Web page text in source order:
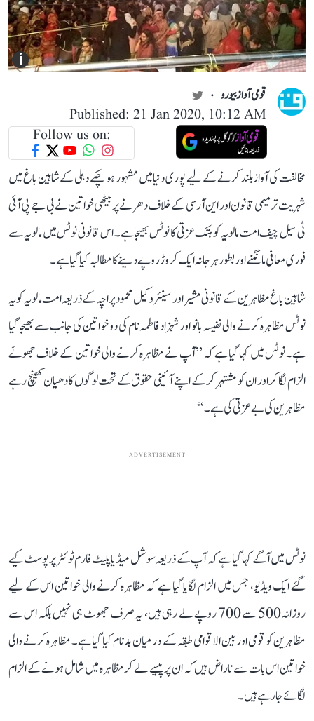
i
قومی آواز بیورو
Published: 21 Jan 2020, 10:12 AM
Follow us on:
مخالفت کی آواز بلند کرنے کے لیے پوری دنیا میں مشہور ہو چکے دہلی کے شاہین باغ میں
شہریت ترمیمی قانون اور این آر سی کے خلاف دھرنے پر بیٹھی خواتین نے بی جے پی آئی
ٹی سیل چیف امت مالویہ کو ہتک عزتی کا نوٹس بھیجا ہے۔ اس قانونی نوٹس میں مالویہ سے
فوری معافی مانگنے اور بطور ہرجانہ ایک کروڑ روپے دینے کا مطالبہ کیا گیا ہے۔
شاہین باغ مظاہرین کے قانونی مشیر اور سینئر وکیل محمود پراچہ کے ذریعہ امت مالویہ کو یہ
نوٹس مظاہرہ کرنے والی نفیسہ بانو اور شہزاد فاطمہ نام کی دو خواتین کی جانب سے بھیجا گیا
ہے۔ نوٹس میں کہا گیا ہے کہ ’’آپ نے مظاہرہ کرنے والی خواتین کے خلاف جھوٹے
الزام لگا کر اور ان کو مشتہر کر کے اپنے آئینی حقوق کے تحت لوگوں کا دھیان کھینچ رہے
مظاہرین کی بے عزتی کی ہے۔‘‘
ADVERTISEMENT
نوٹس میں آگے کہا گیا ہے کہ آپ کے ذریعہ سوشل میڈیا پلیٹ فارم ٹوئٹر پر پوسٹ کیے
گئے ایک ویڈیو، جس میں الزام لگایا گیا ہے کہ مظاہرہ کرنے والی خواتین اس کے لیے
روزانہ 500 سے 700 روپے لے رہی ہیں، یہ صرف جھوٹ ہی نہیں بلکہ اس سے
مظاہرین کو قومی اور بین الاقوامی طبقہ کے درمیان بدنام کیا گیا ہے۔ مظاہرہ کرنے والی
خواتین اس بات سے ناراض ہیں کہ ان پر پیسے لے کر مظاہرہ میں شامل ہونے کے الزام
لگائے جا رہے ہیں۔